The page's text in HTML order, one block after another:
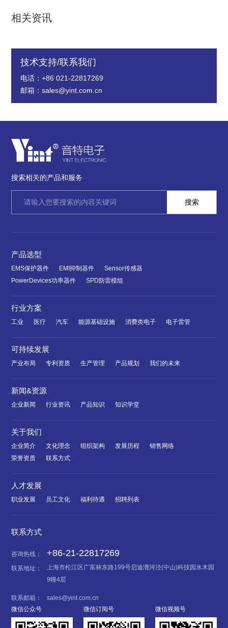
相关资讯
技术支持/联系我们
电话：+86 021-22817269
邮箱：sales@yint.com.cn
搜索相关的产品和服务
产品选型
EMS保护器件 EMI抑制器件
Sensor传感器
PowerDevices功率器件
SPD防雷模组
行业方案
工业 医疗 汽车 能源基础设施 消费类电子 电子雷管
可持续发展
产业布局 专利资质 生产管理 产品规划 我们的未来
新闻&资源
企业新闻 行业资讯 产品知识 知识学堂
关于我们
企业简介 文化理念 组织架构 发展历程
销售网络
荣誉资质
联系方式
人才发展
职业发展 员工文化 福利待遇 招聘列表
联系方式
咨询热线： +86-21-22817269
联系地址：
上海市松江区广富林东路199号启迪漕河泾(中山)科技园水木园
9幢4层
联系邮箱：
sales@yint.com.cn
微信公众号
微信订阅号 微信视频号